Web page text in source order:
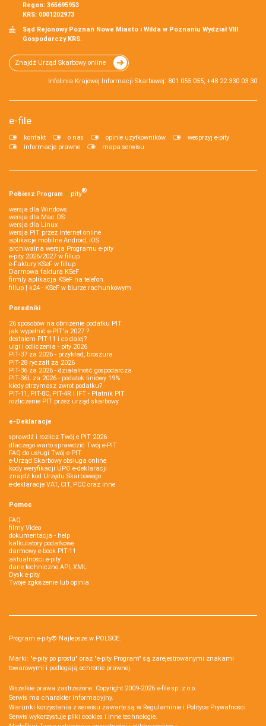
Regon: 365695953
KRS: 0001202973
Sąd Rejonowy Poznań Nowe Miasto i Wilda w Poznaniu Wydział VIII
Gospodarczy KRS.
Znajdź Urząd Skarbowy online
Infolinia Krajowej Informacji Skarbowej: 801 055 055, +48 22 330 03 30
e-file
kontakt o nas opinie użytkowników
wesprzyj e-pity
informacje prawne
mapa serwisu
Pobierz Program e‑pity®
wersja dla Windows
wersja dla Mac OS
wersja dla Linux
wersja PIT przez internet online
aplikacje mobilne Android, iOS
archiwalna wersja Programu e-pity
e-pity 2026/2027 w fillup
e‑Faktury KSeF w fillup
Darmowa faktura KSeF
firmly aplikacja KSeF na telefon
fillup | k24 - KSeF w biurze rachunkowym
Poradniki
26 sposobów na obniżenie podatku PIT
jak wypełnić e-PIT'a 2027 ?
dostałem PIT-11 i co dalej?
ulgi i odliczenia - pity 2026
PIT-37 za 2026 - przykład, broszura
PIT-28 ryczałt za 2026
PIT-36 za 2026 - działalność gospodarcza
PIT-36L za 2026 - podatek liniowy 19%
kiedy otrzymasz zwrot podatku?
PIT-11, PIT-8C, PIT-4R i IFT - Płatnik PIT
rozliczenie PIT przez urząd skarbowy
e-Deklaracje
sprawdź i rozlicz Twój e PIT 2026
dlaczego warto sprawdzić Twój e-PIT
FAQ do usługi Twój e-PIT
e-Urząd Skarbowy obsługa online
kody weryfikacji UPO e-deklaracji
znajdź kod Urzędu Skarbowego
e-deklaracje VAT, CIT, PCC oraz inne
Pomoc
FAQ
filmy Video
dokumentacja - help
kalkulatory podatkowe
darmowy e-book PIT-11
aktualności e-pity
dane techniczne API, XML
Dysk e-pity
Twoje zgłoszenie lub opinia
Program e-pity® Najlepsze w POLSCE.
Marki: "e-pity po prostu" oraz "e-pity Program" są zarejestrowanymi znakami
towarowymi i podlegają ochronie prawnej.
Wszelkie prawa zastrzeżone. Copyright 2009-2026 e-file sp. z o.o.
Serwis ma charakter informacyjny.
Warunki korzystania z serwisu zawarte są w Regulaminie i Polityce Prywatności.
Serwis wykorzystuje pliki cookies i inne technologie.